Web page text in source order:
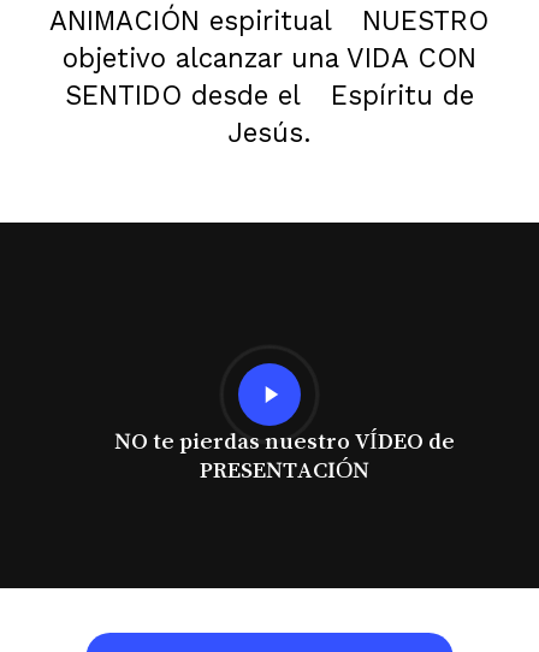
ANIMACIÓN espiritual
NUESTRO
objetivo alcanzar una VIDA CON
SENTIDO desde el
Espíritu de
Jesús.
Play
Video
NO te pierdas nuestro VÍDEO de
PRESENTACIÓN